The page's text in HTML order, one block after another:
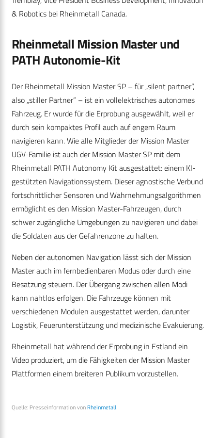
& Robotics bei Rheinmetall Canada.
Rheinmetall Mission Master und
PATH Autonomie-Kit
Der Rheinmetall Mission Master SP – für „silent partner“,
also „stiller Partner“ – ist ein vollelektrisches autonomes
Fahrzeug. Er wurde für die Erprobung ausgewählt, weil er
durch sein kompaktes Profil auch auf engem Raum
navigieren kann. Wie alle Mitglieder der Mission Master
UGV-Familie ist auch der Mission Master SP mit dem
Rheinmetall PATH Autonomy Kit ausgestattet: einem KI-
gestützten Navigationssystem. Dieser agnostische Verbund
fortschrittlicher Sensoren und Wahrnehmungsalgorithmen
ermöglicht es den Mission Master-Fahrzeugen, durch
schwer zugängliche Umgebungen zu navigieren und dabei
die Soldaten aus der Gefahrenzone zu halten.
Neben der autonomen Navigation lässt sich der Mission
Master auch im fernbedienbaren Modus oder durch eine
Besatzung steuern. Der Übergang zwischen allen Modi
kann nahtlos erfolgen. Die Fahrzeuge können mit
verschiedenen Modulen ausgestattet werden, darunter
Logistik, Feuerunterstützung und medizinische Evakuierung.
Rheinmetall hat während der Erprobung in Estland ein
Video produziert, um die Fähigkeiten der Mission Master
Plattformen einem breiteren Publikum vorzustellen.
Quelle: Presseinformation von Rheinmetall